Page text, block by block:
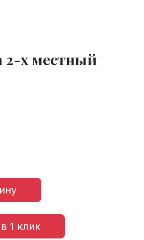
2-х местный
1 клик